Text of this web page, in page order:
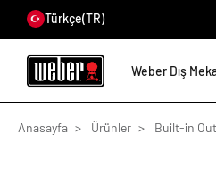
Türkçe(TR)
Weber Dış
Anasayfa Ürünler Built-in